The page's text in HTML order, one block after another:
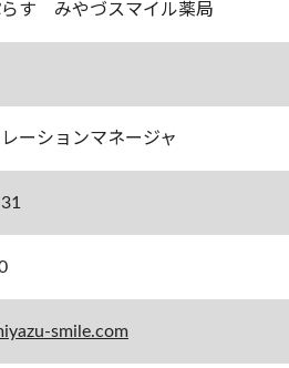
す みやづスマイル薬局
ーションマネージャ
31
smile.com